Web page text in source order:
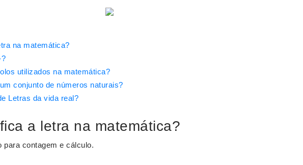
na matemática?
utilizados na matemática?
conjunto de números naturais?
Letras da vida real?
a letra na matemática?
para contagem e cálculo.